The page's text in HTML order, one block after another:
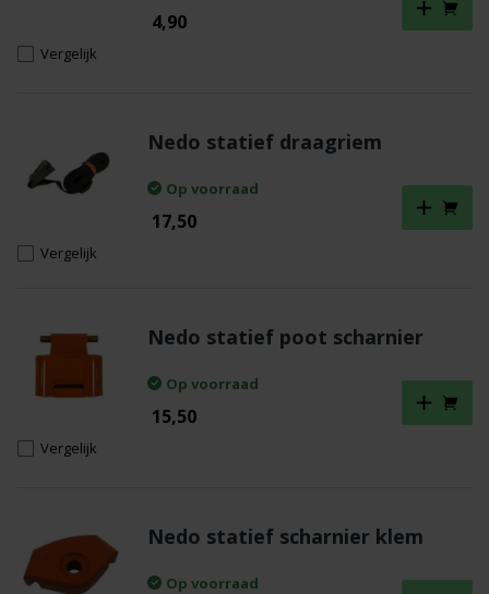
4,90
Vergelijk
Nedo statief draagriem
Op voorraad
17,50
Vergelijk
Nedo statief poot scharnier
Op voorraad
15,50
Vergelijk
Nedo statief scharnier klem
Op voorraad